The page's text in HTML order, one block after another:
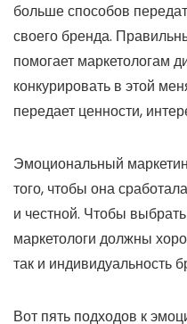
больше способов
своего бренда.
помогает маркетологам
конкурировать в этой
передает ценности,
Эмоциональный
того, чтобы она
и честной. Чтобы
маркетологи должны
так и индивидуальность
Вот пять подходов к